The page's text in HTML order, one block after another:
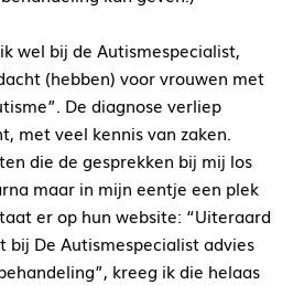
wel bij de Autismespecialist,
(hebben) voor vrouwen met
De diagnose verliep
met veel kennis van zaken.
die de gesprekken bij mij los
maar in mijn eentje een plek
er op hun website: “Uiteraard
De Autismespecialist advies
kreeg ik die helaas